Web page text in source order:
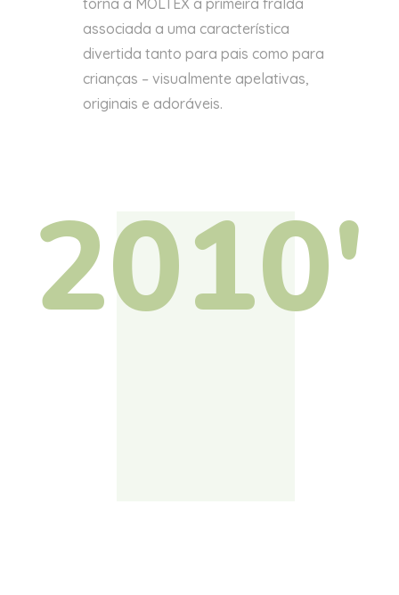
torna a MOLTEX a primeira fralda
associada a uma característica
divertida tanto para pais como para
crianças – visualmente apelativas,
originais e adoráveis.
2010'